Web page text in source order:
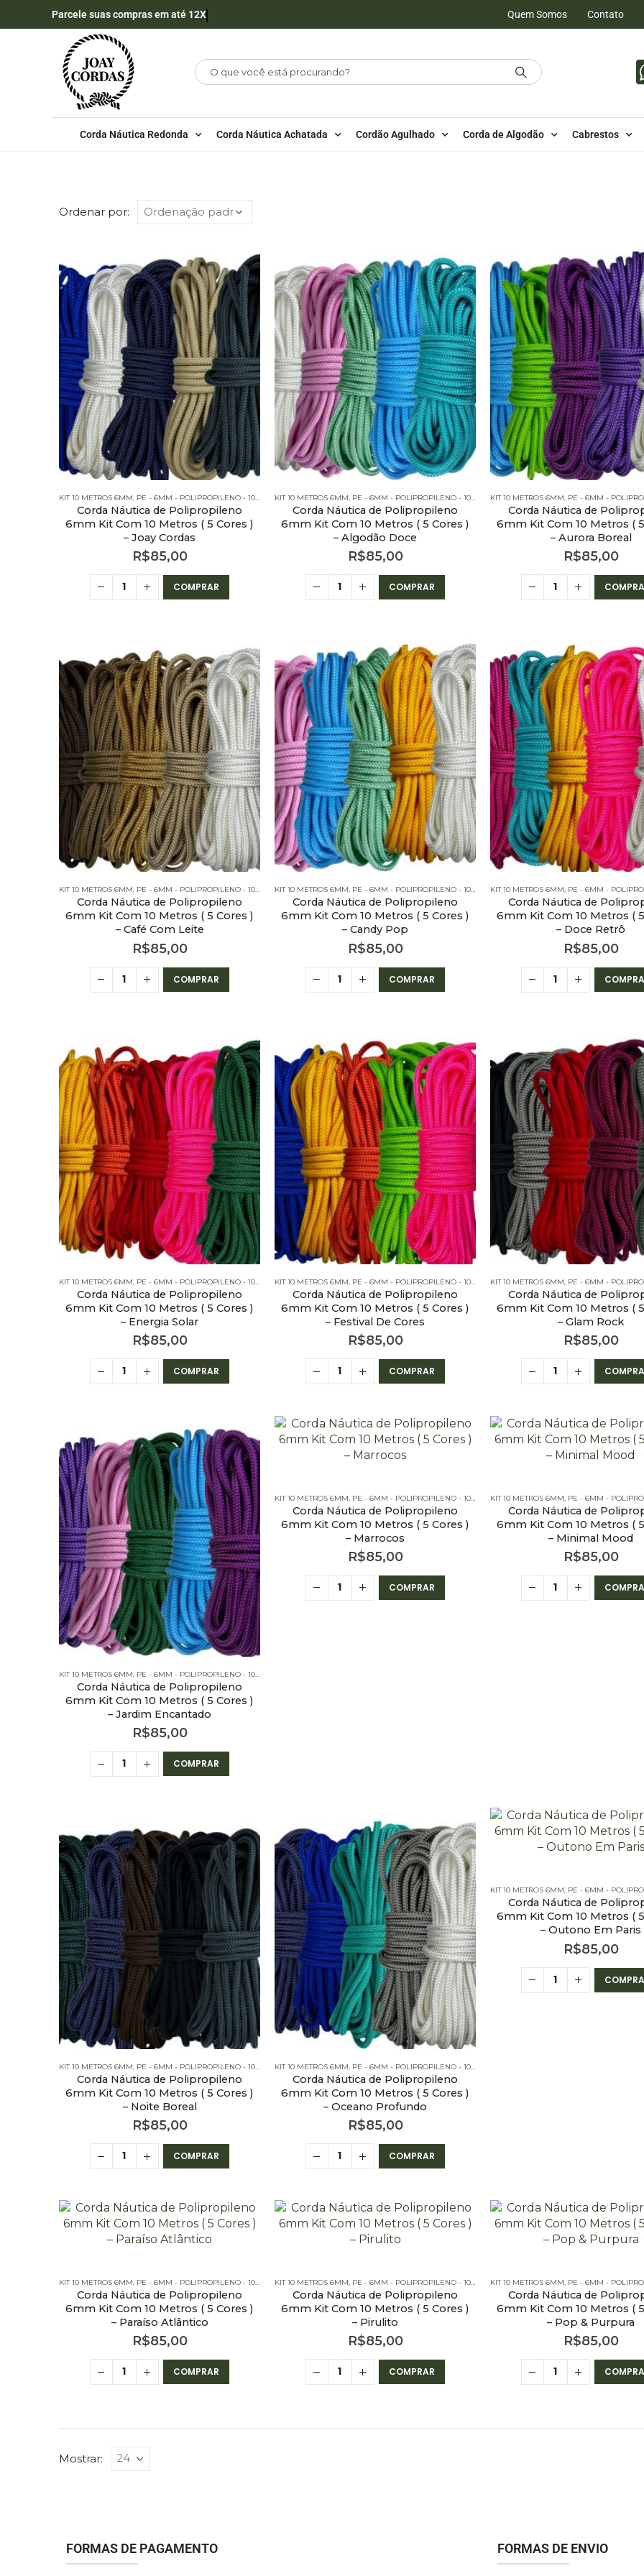
Parcele suas compras em até 12X Quem Somos Contato
Corda Náutica Redonda Corda Náutica Achatada Cordão Agulhado Corda de Algodão Cabrestos
Ordenar por:
KIT 10 METROS 6MM PE - 6MM - POLIPROPILENO - 10 METROS ,PE - 6MM - POLIPROPILENO - KITS
Corda Náutica de Polipropileno
6mm Kit Com 10 Metros ( 5 Cores )
– Joay Cordas
R$85,00
COMPRAR
KIT 10 METROS 6MM PE - 6MM - POLIPROPILENO - 10 METROS ,PE - 6MM - POLIPROPILENO - KITS
Corda Náutica de Polipropileno
6mm Kit Com 10 Metros ( 5 Cores )
– Algodão Doce
R$85,00
COMPRAR
KIT 10 METROS 6MM PE - 6MM -
Corda Náutica de
6mm Kit Com 10 Metros (
– Aurora Boreal
R$85,00
KIT 10 METROS 6MM, PE - 6MM - POLIPROPILENO - 10 METROS ,PE - 6MM - POLIPROPILENO - KITS
Corda Náutica de Polipropileno
6mm Kit Com 10 Metros ( 5 Cores )
– Café Com Leite
R$85,00
COMPRAR
KIT 10 METROS 6MM, PE - 6MM - POLIPROPILENO - 10 METROS ,PE - 6MM - POLIPROPILENO - KITS
Corda Náutica de Polipropileno
6mm Kit Com 10 Metros ( 5 Cores )
– Candy Pop
R$85,00
COMPRAR
KIT 10 METROS 6MM, PE - 6MM -
Corda Náutica de
6mm Kit Com 10 Metros (
– Doce Retrô
R$85,00
KIT 10 METROS 6MM, PE - 6MM - POLIPROPILENO - 10 METROS ,PE - 6MM - POLIPROPILENO - KITS
Corda Náutica de Polipropileno
6mm Kit Com 10 Metros ( 5 Cores )
– Energia Solar
R$85,00
COMPRAR
KIT 10 METROS 6MM, PE - 6MM - POLIPROPILENO - 10 METROS ,PE - 6MM - POLIPROPILENO - KITS
Corda Náutica de Polipropileno
6mm Kit Com 10 Metros ( 5 Cores )
– Festival De Cores
R$85,00
COMPRAR
KIT 10 METROS 6MM, PE - 6MM -
Corda Náutica de
6mm Kit Com 10 Metros (
– Glam Rock
R$85,00
KIT 10 METROS 6MM, PE - 6MM - POLIPROPILENO - 10 METROS
Corda Náutica de Polipropileno
6mm Kit Com 10 Metros ( 5 Cores )
– Jardim Encantado
R$85,00
COMPRAR
KIT 10 METROS 6MM PE - 6MM - POLIPROPILENO - 10 METROS ,PE - 6MM - POLIPROPILENO - KITS
Corda Náutica de Polipropileno
6mm Kit Com 10 Metros ( 5 Cores )
– Marrocos
R$85,00
COMPRAR
KIT 10 METROS 6MM PE - 6MM -
Corda Náutica de
6mm Kit Com 10 Metros (
– Minimal Mood
R$85,00
KIT 10 METROS 6MM, PE - 6MM - POLIPROPILENO - 10 METROS ,PE - 6MM - POLIPROPILENO - KITS
Corda Náutica de Polipropileno
6mm Kit Com 10 Metros ( 5 Cores )
– Noite Boreal
R$85,00
COMPRAR
KIT 10 METROS 6MM, PE - 6MM - POLIPROPILENO - 10 METROS
Corda Náutica de Polipropileno
6mm Kit Com 10 Metros ( 5 Cores )
– Oceano Profundo
R$85,00
COMPRAR
KIT 10 METROS 6MM, PE - 6MM -
Corda Náutica de
6mm Kit Com 10 Metros (
– Outono Em Paris
R$85,00
KIT 10 METROS 6MM, PE - 6MM - POLIPROPILENO - 10 METROS ,PE - 6MM - POLIPROPILENO - KITS
Corda Náutica de Polipropileno
6mm Kit Com 10 Metros ( 5 Cores )
– Paraíso Atlântico
R$85,00
COMPRAR
KIT 10 METROS 6MM, PE - 6MM - POLIPROPILENO - 10 METROS ,PE - 6MM - POLIPROPILENO - KITS
Corda Náutica de Polipropileno
6mm Kit Com 10 Metros ( 5 Cores )
– Pirulito
R$85,00
COMPRAR
KIT 10 METROS 6MM, PE - 6MM -
Corda Náutica de
6mm Kit Com 10 Metros (
– Pop & Purpura
R$85,00
Mostrar:
FORMAS DE PAGAMENTO FORMAS DE ENVIO